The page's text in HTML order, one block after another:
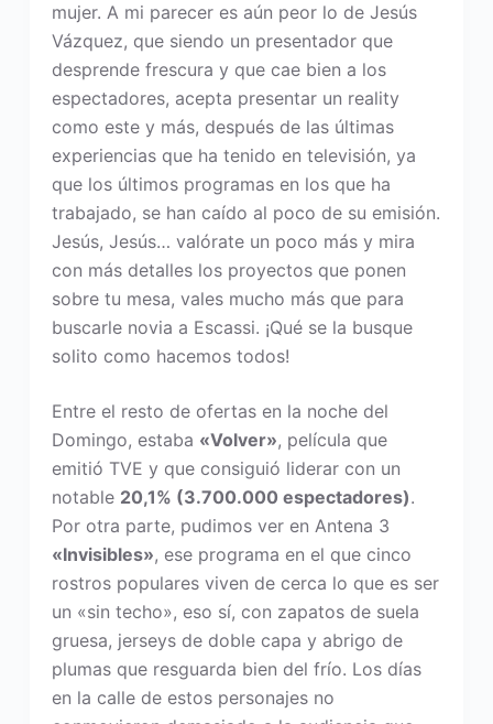
mujer. A mi parecer es aún peor lo de Jesús
Vázquez, que siendo un presentador que
desprende frescura y que cae bien a los
espectadores, acepta presentar un reality
como este y más, después de las últimas
experiencias que ha tenido en televisión, ya
que los últimos programas en los que ha
trabajado, se han caído al poco de su emisión.
Jesús, Jesús… valórate un poco más y mira
con más detalles los proyectos que ponen
sobre tu mesa, vales mucho más que para
buscarle novia a Escassi. ¡Qué se la busque
solito como hacemos todos!
Entre el resto de ofertas en la noche del
Domingo, estaba «Volver», película que
emitió TVE y que consiguió liderar con un
notable 20,1% (3.700.000 espectadores).
Por otra parte, pudimos ver en Antena 3
«Invisibles», ese programa en el que cinco
rostros populares viven de cerca lo que es ser
un «sin techo», eso sí, con zapatos de suela
gruesa, jerseys de doble capa y abrigo de
plumas que resguarda bien del frío. Los días
en la calle de estos personajes no